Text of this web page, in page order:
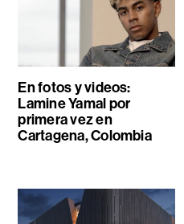
En fotos y videos:
Lamine Yamal por
primera vez en
Cartagena, Colombia